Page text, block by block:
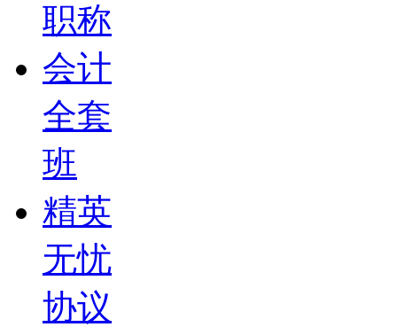
职称
会计
全套
班
精英
无忧
协议